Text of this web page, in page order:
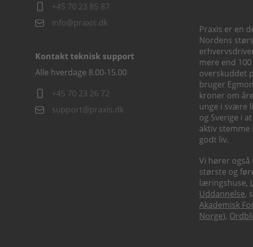
+45 70 23 85 87
info@praxis.dk
Kontakt teknisk support
Alle hverdage 8.00-15.00
+45 70 23 26 72
support@praxis.dk
Praxis er en
Nordens
mere end
overskuddet
bruger
kroner om
unge i svære
og Sverige i
aktiv stemme
godt liv.
Vi hører også
største og
læringshuse,
Uddannelse,
Akademisk
Norge),